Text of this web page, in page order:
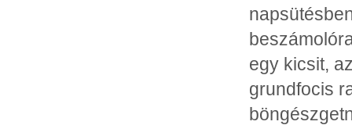
egy kicsit,
grundfocis